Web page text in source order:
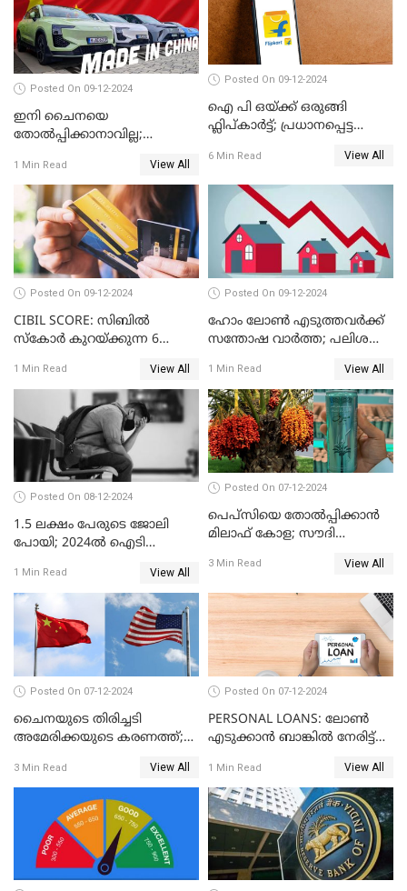
Posted On 09-12-2024
ഇനി ചൈനയെ
തോൽപ്പിക്കാനാവില്ല;
അമേരിക്കയേയും ഞെട്ടിച്ച്
ചൈനീസ് കാറുകൾ
1 Min Read View All
Posted On 09-12-2024
ഐ പി ഒയ്ക്ക് ഒരുങ്ങി
ഫ്ലിപ്കാർട്ട്; പ്രധാനപ്പെട്ട
6 Min Read View All
Posted On 09-12-2024
CIBIL SCORE: സിബിൽ
സ്കോർ കുറയ്ക്കുന്ന 6
1 Min Read View All
Posted On 09-12-2024
ഹോം ലോൺ എടുത്തവർക്ക്
സന്തോഷ വാർത്ത; പലിശ
1 Min Read View All
Posted On 08-12-2024
1.5 ലക്ഷം പേരുടെ ജോലി
പോയി; 2024ൽ ഐടി
1 Min Read View All
Posted On 07-12-2024
പെപ്സിയെ തോൽപ്പിക്കാൻ
മിലാഫ് കോള; സൗദി
കോളയേക്കുറിച്ച് അറിയാം
3 Min Read View All
Posted On 07-12-2024
ചൈനയുടെ തിരിച്ചടി
അമേരിക്കയുടെ കരണത്ത്;
3 Min Read View All
Posted On 07-12-2024
PERSONAL LOANS: ലോൺ
എടുക്കാൻ ബാങ്കിൽ നേരിട്ട്
ചെയ്തുകൂടേ?
1 Min Read View All